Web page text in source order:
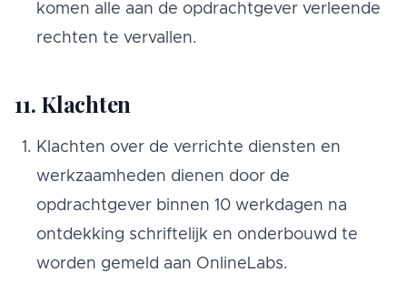
komen alle aan de opdrachtgever verleende
rechten te vervallen.
11. Klachten
Klachten over de verrichte diensten en
werkzaamheden dienen door de
opdrachtgever binnen 10 werkdagen na
ontdekking schriftelijk en onderbouwd te
worden gemeld aan OnlineLabs.